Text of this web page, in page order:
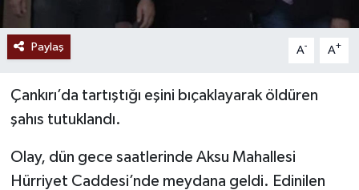
Paylaş A- A+
Çankırı’da tartıştığı eşini bıçaklayarak öldüren
şahıs tutuklandı.
Olay, dün gece saatlerinde Aksu Mahallesi
Hürriyet Caddesi’nde meydana geldi. Edinilen